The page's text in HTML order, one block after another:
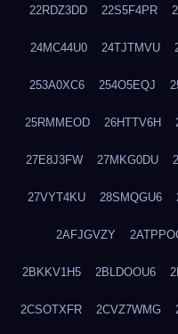
22RDZ3DD 22S5F4PR
24MC44U0 24TJTMVU
253A0XC6 254O5EQJ
25RMMEOD 26HTTV6H
27E8J3FW 27MKG0DU
27VYT4KU 28SMQGU6
2AFJGVZY
2BKKV1H5 2BLDOOU6
2CSOTXFR 2CVZ7WMG